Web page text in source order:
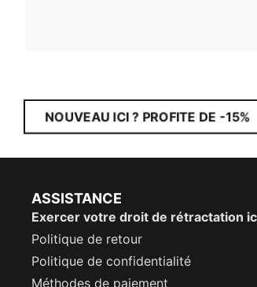
NOUVEAU ICI ? PROFITE DE -15%
ASSISTANCE
Exercer votre droit de rétractation
Politique de retour
Politique de confidentialité
Méthodes de paiement